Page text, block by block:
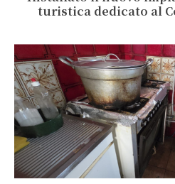
turistica dedicato al